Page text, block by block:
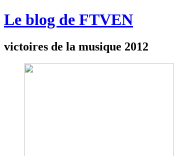
Le blog de FTVEN
victoires de la musique 2012